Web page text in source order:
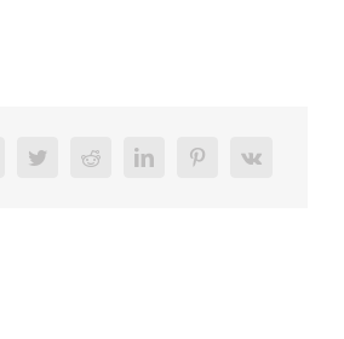
FacebookTwitterRedditLinkedInPinterestVk